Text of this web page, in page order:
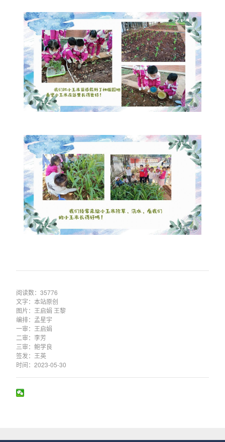
阅读数：35776
文字：本站原创
图片：王启娟 王黎
编排：孟星宇
一审：王启娟
二审：李芳
三审：鲍学良
签发：王英
时间：2023-05-30